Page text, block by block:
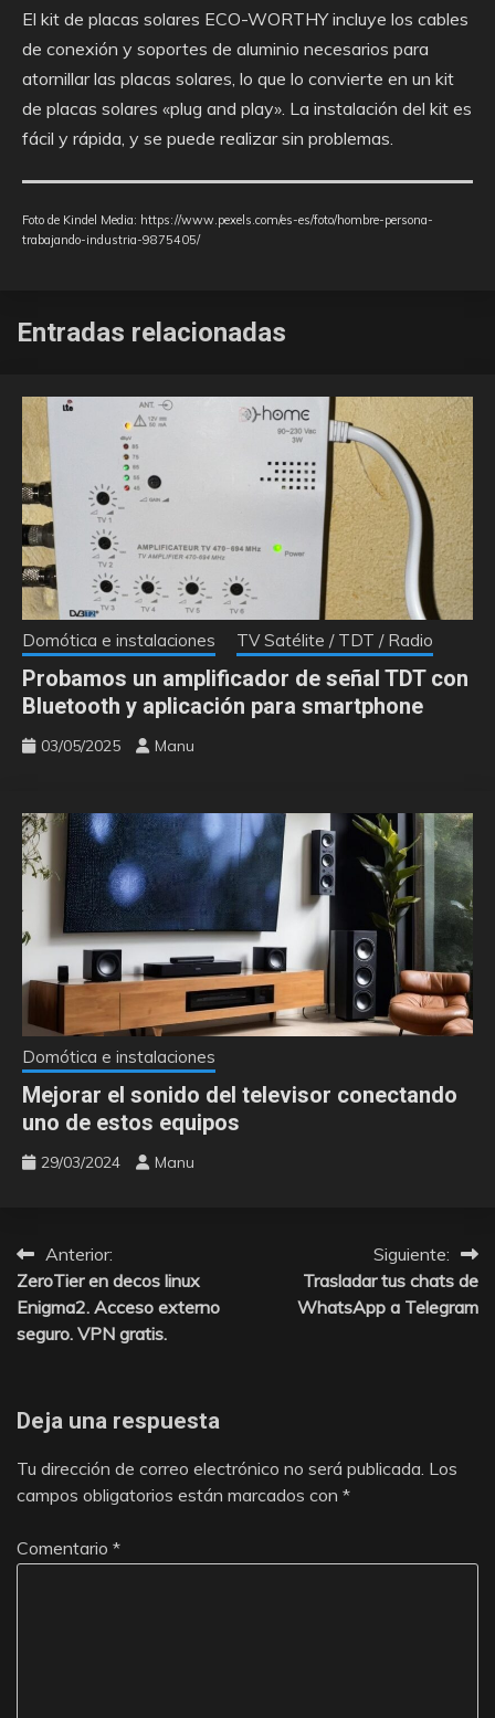
El kit de placas solares ECO-WORTHY incluye los cables
de conexión y soportes de aluminio necesarios para
atornillar las placas solares, lo que lo convierte en un kit
de placas solares «plug and play». La instalación del kit es
fácil y rápida, y se puede realizar sin problemas.
Foto de Kindel Media: https://www.pexels.com/es-es/foto/hombre-persona-
trabajando-industria-9875405/
Entradas relacionadas
Domótica e instalaciones TV Satélite / TDT / Radio
Probamos un amplificador de señal TDT con
Bluetooth y aplicación para smartphone
03/05/2025 Manu
Domótica e instalaciones
Mejorar el sonido del televisor conectando
uno de estos equipos
29/03/2024 Manu
Navegación
de
entradas
Anterior:
ZeroTier en decos linux
Enigma2. Acceso externo
seguro. VPN gratis.
Siguiente:
Trasladar tus chats de
WhatsApp a Telegram
Deja una respuesta
Tu dirección de correo electrónico no será publicada. Los
campos obligatorios están marcados con *
Comentario *